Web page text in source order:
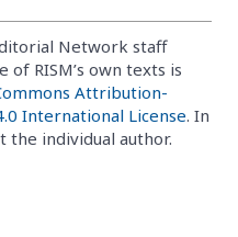
Network staff
of RISM’s own texts is
Attribution-
International License. In
the individual author.